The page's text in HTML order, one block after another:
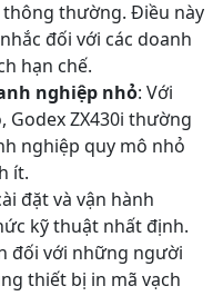
thông thường. Điều này
đối với các doanh
hạn chế.
nghiệp nhỏ: Với
Godex ZX430i thường
nghiệp quy mô nhỏ
ít.
đặt và vận hành
kỹ thuật nhất định.
đối với những người
thiết bị in mã vạch